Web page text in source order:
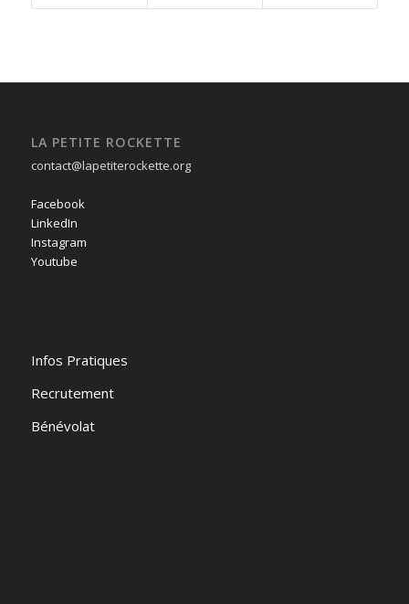
LA PETITE ROCKETTE
contact@lapetiterockette.org
Facebook
LinkedIn
Instagram
Youtube
Infos Pratiques
Recrutement
Bénévolat